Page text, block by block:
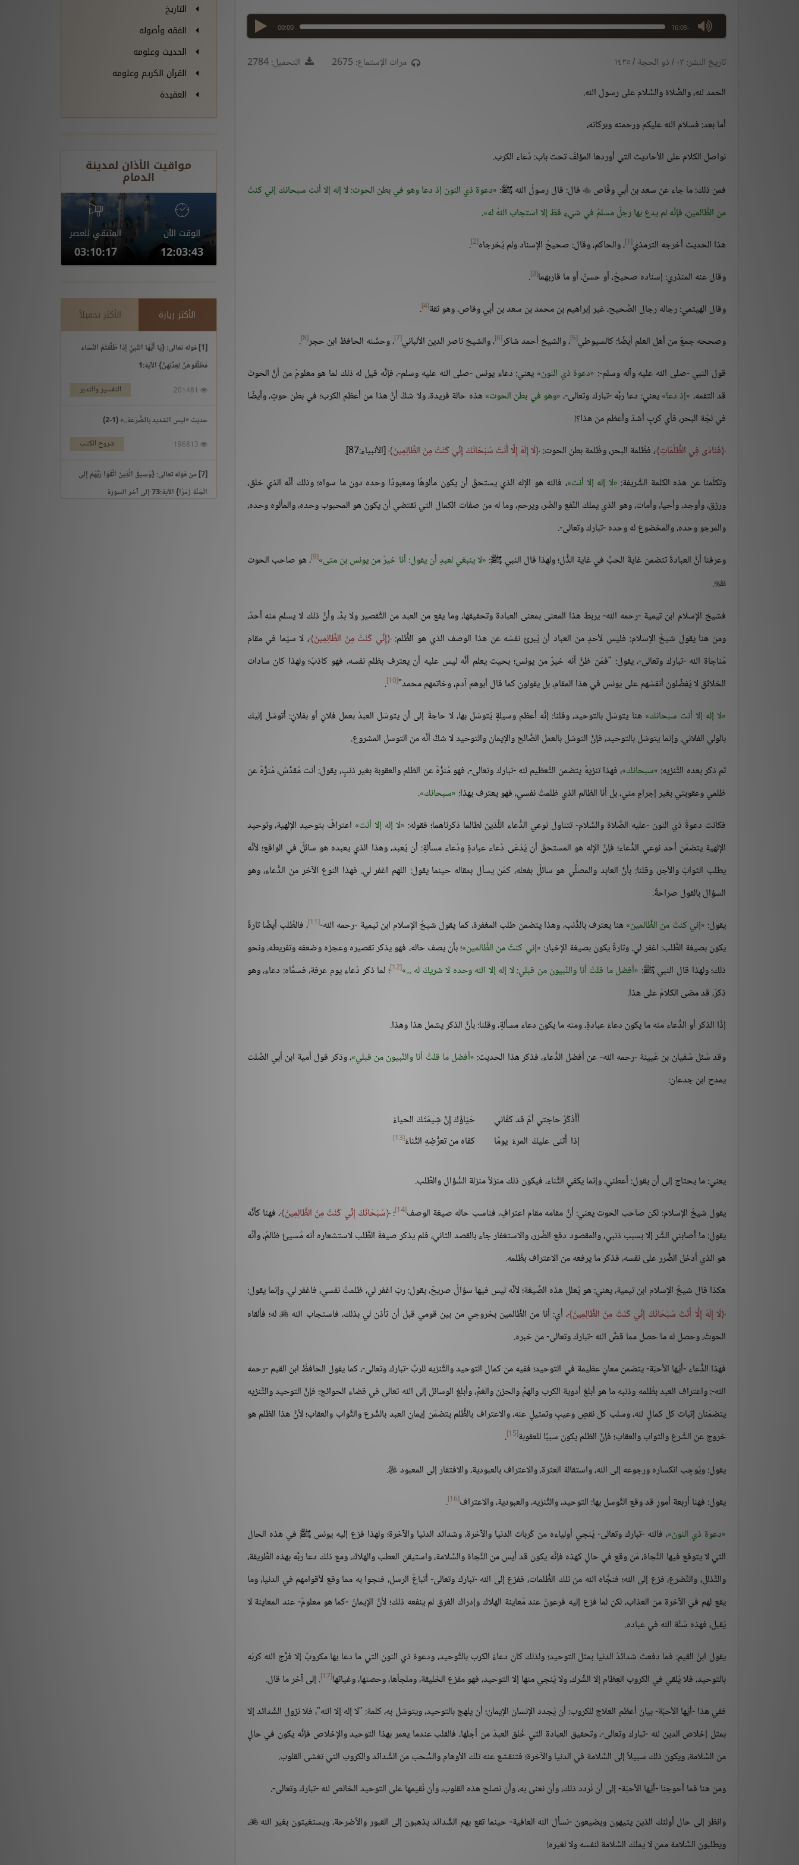
00:00 -16:09
max volume
تاريخ النشر: ٠٣ / ذو الحجة / ١٤٣٥ التحميل: 2784
مرات الإستماع: 2675
الحمد لله، والصَّلاة والسَّلام على رسول الله.
أما بعد: فسلام الله عليكم ورحمته وبركاته،
نواصل الكلام على الأحاديث التي أوردها المؤلفُ تحت باب: دُعاء الكرب.
فمن ذلك: ما جاء عن سعد بن أبي وقَّاص قال: قال رسولُ الله ﷺ: دعوة ذي النون إذ دعا وهو في بطن الحوت: لا إله إلا أنت سبحانك إني كنتُ
من الظَّالمين، فإنَّه لم يدع بها رجلٌ مسلمٌ في شيءٍ قطّ إلا استجاب اللهُ له .
هذا الحديث أخرجه الترمذي[1] ، والحاكم، وقال: صحيحُ الإسناد ولم يُخرجاه[2]
.
وقال عنه المنذري: إسناده صحيحٌ، أو حسنٌ، أو ما قاربهما[3]
.
وقال الهيثمي: رجاله رجال الصَّحيح، غير إبراهيم بن محمد بن سعد بن أبي وقاص، وهو ثقة[4]
.
وصححه جمعٌ من أهل العلم أيضًا: كالسيوطي[5] ، والشيخ أحمد شاكر[6] ، والشيخ ناصر الدين الألباني[7] ، وحسَّنه الحافظ ابن حجر[8]
.
قول النبي -صلى الله عليه وآله وسلم-: دعوة ذي النون يعني: دعاء يونس -صلى الله عليه وسلم-، فإنَّه قيل له ذلك لما هو معلومٌ من أنَّ الحوتَ
قد التقمه، إذ دعا يعني: دعا ربَّه -تبارك وتعالى-، وهو في بطن الحوت هذه حالة فريدة، ولا شكَّ أنَّ هذا من أعظم الكرب؛ في بطن حوتٍ، وأيضًا
في لجّة البحر، فأي كربٍ أشدّ وأعظم من هذا؟!
فَنَادَى فِي الظُّلُمَاتِ ، فظُلمة البحر، وظُلمة بطن الحوت: لَا إِلَهَ إِلَّا أَنْتَ سُبْحَانَكَ إِنِّي كُنْتُ مِنَ الظَّالِمِينَ [الأنبياء:87].
وتكلّمنا عن هذه الكلمة الشَّريفة: لا إله إلا أنت ، فالله هو الإله الذي يستحقّ أن يكون مألوهًا ومعبودًا وحده دون ما سواه؛ وذلك أنَّه الذي خلق،
ورزق، وأوجد، وأحيا، وأمات، وهو الذي يملك النَّفع والضّر، ويرحم، وما له من صفات الكمال التي تقتضي أن يكون هو المحبوب وحده، والمألوه وحده،
والمرجو وحده، والمخضوع له وحده -تبارك وتعالى-.
وعرفنا أنَّ العبادةَ تتضمن غايةَ الحبِّ في غاية الذُّل؛ ولهذا قال النبي ﷺ: لا ينبغي لعبدٍ أن يقول: أنا خيرٌ من يونس بن متى [9] ، هو صاحب الحوت

.
فشيخ الإسلام ابن تيمية -رحمه الله- يربط هذا المعنى بمعنى العبادة وتحقيقها، وما يقع من العبد من التَّقصير ولا بدَّ، وأنَّ ذلك لا يسلم منه أحدٌ،
ومن هنا يقول شيخُ الإسلام: فليس لأحدٍ من العباد أن يُبرئ نفسَه عن هذا الوصف الذي هو الظُّلم: إِنِّي كُنْتُ مِنَ الظَّالِمِينَ ، لا سيّما في مقام
مُناجاة الله -تبارك وتعالى-، يقول: "فمَن ظنَّ أنه خيرٌ من يونس؛ بحيث يعلم أنَّه ليس عليه أن يعترف بظلم نفسه، فهو كاذبٌ؛ ولهذا كان سادات
الخلائق لا يُفضِّلون أنفسَهم على يونس في هذا المقام، بل يقولون كما قال أبوهم آدم، وخاتمهم محمد"[10]
.
لا إله إلا أنت سبحانك هنا يتوسّل بالتوحيد، وقلنا: إنَّه أعظم وسيلةٍ يُتوسّل بها، لا حاجةَ إلى أن يتوسّل العبدُ بعمل فلانٍ أو بفلانٍ: أتوسّل إليك
بالولي الفلاني. وإنما يتوسّل بالتوحيد، فإنَّ التوسّل بالعمل الصَّالح والإيمان والتوحيد لا شكَّ أنَّه من التوسل المشروع.
ثم ذكر بعده التَّنزيه: سبحانك ، فهذا تنزيهٌ يتضمن التَّعظيم لله -تبارك وتعالى-، فهو مُنزَّهٌ عن الظلم والعقوبة بغير ذنبٍ، يقول: أنت مُقدَّسٌ، مُنزَّهٌ عن
ظلمي وعقوبتي بغير إجرامٍ مني، بل أنا الظالم الذي ظلمتُ نفسي، فهو يعترف بهذا: سبحانك .
فكانت دعوةُ ذي النون -عليه الصَّلاة والسَّلام- تتناول نوعي الدُّعاء اللَّذين لطالما ذكرناهما؛ فقوله: لا إله إلا أنت اعترافٌ بتوحيد الإلهية، وتوحيد
الإلهية يتضمّن أحد نوعي الدُّعاء؛ فإنَّ الإله هو المستحقّ أن يُدْعَى دُعاء عبادةٍ ودُعاء مسألةٍ: أن يُعبد، وهذا الذي يعبده هو سائلٌ في الواقع؛ لأنَّه
يطلب الثوابَ والأجر، وقلنا: بأنَّ العابد والمصلِّي هو سائلٌ بفعله، كمَن يسأل بمقاله حينما يقول: اللهم اغفر لي. فهذا النوع الآخر من الدُّعاء، وهو
السؤال بالقول صراحةً.
يقول: إني كنتُ من الظَّالمين هنا يعترف بالذَّنب، وهذا يتضمن طلب المغفرة، كما يقول شيخُ الإسلام ابن تيمية -رحمه الله-[11]
، فالطَّلب أيضًا تارةً
يكون بصيغة الطَّلب: اغفر لي. وتارةً يكون بصيغة الإخبار: إني كنتُ من الظَّالمين ؛ بأن يصف حاله، فهو يذكر تقصيره وعجزه وضعفه وتفريطه، ونحو
ذلك؛ ولهذا قال النبي ﷺ: أفضل ما قلتُ أنا والنَّبيون من قبلي: لا إله إلا الله وحده لا شريكَ له ... [12]
؛ لما ذكر دُعاء يوم عرفة، فسمَّاه: دعاء، وهو
ذكرٌ، قد مضى الكلامُ على هذا.
إذًا الذكر أو الدُّعاء منه ما يكون دعاءَ عبادةٍ، ومنه ما يكون دعاء مسألةٍ، وقلنا: بأنَّ الذكر يشمل هذا وهذا.
وقد سُئل سُفيان بن عُيينة -رحمه الله- عن أفضل الدُّعاء، فذكر هذا الحديث: أفضل ما قلتُ أنا والنَّبيون من قبلي ، وذكر قول أمية ابن أبي الصَّلت
يمدح ابن جدعان:
أَأَذْكُرُ حاجتي أمْ قد كَفَاني
حَيَاؤُكَ إِنَّ شِيمَتَكَ الحياءُ
إذا أَثنى عليكَ المرءُ يومًا
كفاه من تعرُّضِهِ الثَّناءُ[13]
يعني: ما يحتاج إلى أن يقول: أعطني، وإنما يكفي الثَّناء، فيكون ذلك منزلاً منزلة السُّؤال والطَّلب.
يقول شيخُ الإسلام: لكن صاحب الحوت يعني: أنَّ مقامه مقام اعترافٍ، فناسب حاله صيغة الوصف[14]
: سُبْحَانَكَ إِنِّي كُنْتُ مِنَ الظَّالِمِينَ ، فهنا كأنَّه
يقول: ما أصابني الشَّر إلا بسبب ذنبي، والمقصود دفع الضَّرر، والاستغفار جاء بالقصد الثاني، فلم يذكر صيغةَ الطَّلب لاستشعاره أنه مُسيئٌ ظالمٌ، وأنَّه
هو الذي أدخل الضَّرر على نفسه، فذكر ما يرفعه من الاعتراف بظُلمه.
هكذا قال شيخُ الإسلام ابن تيمية، يعني: هو يُعلل هذه الصِّيغة؛ لأنَّه ليس فيها سؤالٌ صريحٌ، يقول: ربّ اغفر لي، ظلمتُ نفسي، فاغفر لي. وإنما يقول:
لَا إِلَهَ إِلَّا أَنْتَ سُبْحَانَكَ إِنِّي كُنْتُ مِنَ الظَّالِمِينَ ، أي: أنا من الظَّالمين بخروجي من بين قومي قبل أن تأذن لي بذلك، فاستجاب الله  له؛ فألقاه
الحوتُ، وحصل له ما حصل مما قصَّ الله -تبارك وتعالى- من خبره.
فهذا الدُّعاء -أيّها الأحبّة- يتضمن معانٍ عظيمة في التوحيد؛ ففيه من كمال التوحيد والتَّنزيه للربِّ -تبارك وتعالى-، كما يقول الحافظُ ابن القيم -رحمه
الله-: واعتراف العبد بظُلمه وذنبه ما هو أبلغ أدوية الكرب والهمِّ والحزن والغمِّ، وأبلغ الوسائل إلى الله تعالى في قضاء الحوائج؛ فإنَّ التوحيد والتَّنزيه
يتضمّنان إثبات كل كمالٍ لله، وسلب كل نقصٍ وعيبٍ وتمثيلٍ عنه، والاعتراف بالظُّلم يتضمّن إيمان العبد بالشَّرع والثَّواب والعقاب؛ لأنَّ هذا الظلم هو
خروج عن الشَّرع والثواب والعقاب؛ فإنَّ الظلم يكون سببًا للعقوبة[15]
.
يقول: ويُوجِب انكساره ورجوعه إلى الله، واستقالة العثرة، والاعتراف بالعبودية، والافتقار إلى المعبود 
.
يقول: فهنا أربعة أمورٍ قد وقع التَّوسل بها: التوحيد، والتَّنزيه، والعبودية، والاعتراف[16]
.
دعوة ذي النون ، فالله -تبارك وتعالى- يُنجي أولياءه من كُربات الدنيا والآخرة، وشدائد الدنيا والآخرة؛ ولهذا فزع إليه يونس ﷺ في هذه الحال
التي لا يتوقع فيها النَّجاة، مَن وقع في حالٍ كهذه فإنَّه يكون قد أيس من النَّجاة والسَّلامة، واستيقن العطب والهلاك، ومع ذلك دعا ربَّه بهذه الطَّريقة،
والتَّذلل، والتَّضرع، فزع إلى الله؛ فنجَّاه الله من تلك الظُّلمات، ففزع إلى الله -تبارك وتعالى- أتباعُ الرسل، فنجوا به مما وقع لأقوامهم في الدنيا، وما
يقع لهم في الآخرة من العذاب، لكن لما فزع إليه فرعونُ عند مُعاينة الهلاك وإدراك الغرق لم ينفعه ذلك؛ لأنَّ الإيمانَ -كما هو معلومٌ- عند المعاينة لا
يُقبل، فهذه سُنَّة الله في عباده.
يقول ابنُ القيم: فما دفعتْ شدائدُ الدنيا بمثل التوحيد؛ ولذلك كان دعاءُ الكرب بالتَّوحيد، ودعوة ذي النون التي ما دعا بها مكروبٌ إلا فرَّج الله كربَه
بالتوحيد، فلا يُلقي في الكروب العِظام إلا الشِّرك، ولا يُنجي منها إلا التوحيد، فهو مفزع الخليقة، وملجأها، وحصنها، وغياثها[17]
. إلى آخر ما قال.
ففي هذا -أيّها الأحبّة- بيان أعظم العلاج للكروب: أن يُجدد الإنسان الإيمان؛ أن يلهج بالتوحيد، ويتوسّل به، كلمة: "لا إله إلا الله"، فلا تزول الشَّدائد إلا
بمثل إخلاص الدين لله -تبارك وتعالى-، وتحقيق العبادة التي خُلق العبدُ من أجلها، فالقلب عندما يعمر بهذا التوحيد والإخلاص فإنَّه يكون في حالٍ
من السَّلامة، ويكون ذلك سبيلاً إلى السَّلامة في الدنيا والآخرة؛ فتنقشع عنه تلك الأوهام والسُّحب من الشَّدائد والكروب التي تغشى القلوب.
ومن هنا فما أحوجنا -أيّها الأحبّة- إلى أن نُردد ذلك، وأن نعنى به، وأن نصلح هذه القلوب، وأن نُقيمها على التوحيد الخالص لله -تبارك وتعالى-.
وانظر إلى حال أولئك الذين يتيهون ويضيعون -نسأل الله العافية- حينما تقع بهم الشَّدائد يذهبون إلى القبور والأضرحة، ويستغيثون بغير الله،
ويطلبون السَّلامة ممن لا يملك السَّلامة لنفسه ولا لغيره!
التاريخ
الفقه وأصوله
الحديث وعلومه
القرآن الكريم وعلومه
العقيدة
مواقيت الأذان لمدينة
الدمام
الوقت الآن
12:03:44
المتبقي للعصر
03:10:16
الأكثر زيارة الأكثر تحميلاً
[1] قوله تعالى: {يَا أَيُّهَا النَّبِيُّ إِذَا طَلَّقْتُمُ النِّسَاء
فَطَلِّقُوهُنَّ لِعِدَّتِهِنَّ} الآية:1
التفسير والتدبر
حديث «ليس الشديد بالصُّرَعة..» (1-2)
شروح الكتب
[7] من قوله تعالى: {وَسِيقَ الَّذِينَ اتَّقَوْا رَبَّهُمْ إِلَى
الْجَنَّةِ زُمَرًا} الآية:73 إلى آخر السورة